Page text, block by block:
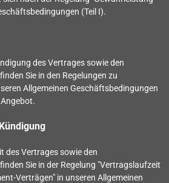
(Teil I).
des Vertrages sowie den
Sie in den Regelungen zu
Allgemeinen Geschäftsbedingungen
des Vertrages sowie den
Sie in der Regelung "Vertragslaufzeit
Verträgen" in unseren Allgemeinen